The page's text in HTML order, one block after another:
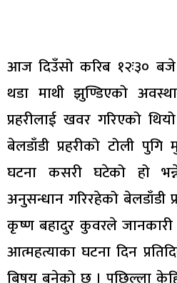
आज दिउँसो करिब १२ः३०
थडा माथी झुण्डिएको
प्रहरीलाई खवर गरिएको
बेलडाँडी प्रहरीको टोली
घटना कसरी घटेको हो
अनुसन्धान गरिरहेको बेलडाँडी
कृष्ण बहादुर कुवरले जानकारी
आत्महत्याका घटना दिन